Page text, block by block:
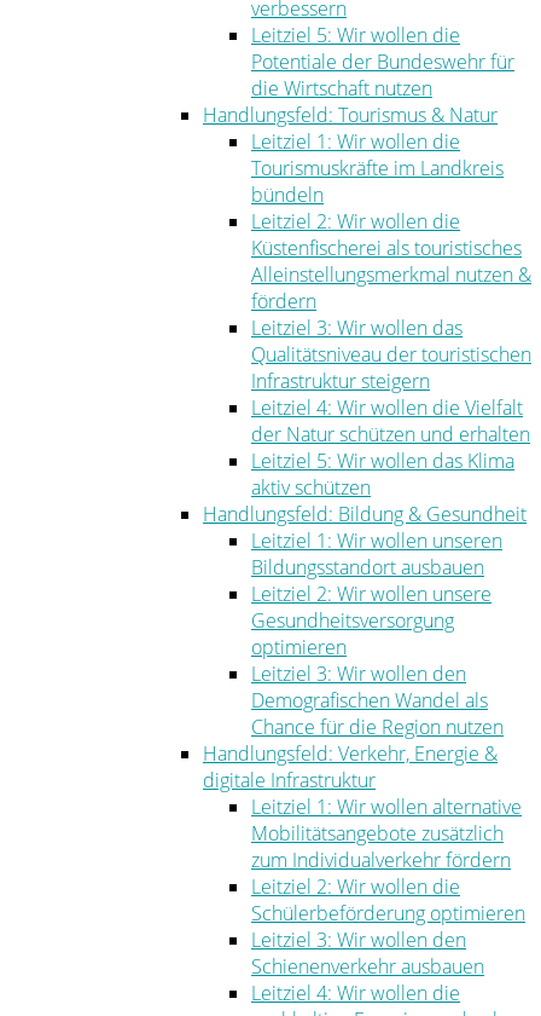
verbessern
Leitziel 5: Wir wollen die
Potentiale der Bundeswehr für
die Wirtschaft nutzen
Handlungsfeld: Tourismus & Natur
Leitziel 1: Wir wollen die
Tourismuskräfte im Landkreis
bündeln
Leitziel 2: Wir wollen die
Küstenfischerei als touristisches
Alleinstellungsmerkmal nutzen &
fördern
Leitziel 3: Wir wollen das
Qualitätsniveau der touristischen
Infrastruktur steigern
Leitziel 4: Wir wollen die Vielfalt
der Natur schützen und erhalten
Leitziel 5: Wir wollen das Klima
aktiv schützen
Handlungsfeld: Bildung & Gesundheit
Leitziel 1: Wir wollen unseren
Bildungsstandort ausbauen
Leitziel 2: Wir wollen unsere
Gesundheitsversorgung
optimieren
Leitziel 3: Wir wollen den
Demografischen Wandel als
Chance für die Region nutzen
Handlungsfeld: Verkehr, Energie &
digitale Infrastruktur
Leitziel 1: Wir wollen alternative
Mobilitätsangebote zusätzlich
zum Individualverkehr fördern
Leitziel 2: Wir wollen die
Schülerbeförderung optimieren
Leitziel 3: Wir wollen den
Schienenverkehr ausbauen
Leitziel 4: Wir wollen die